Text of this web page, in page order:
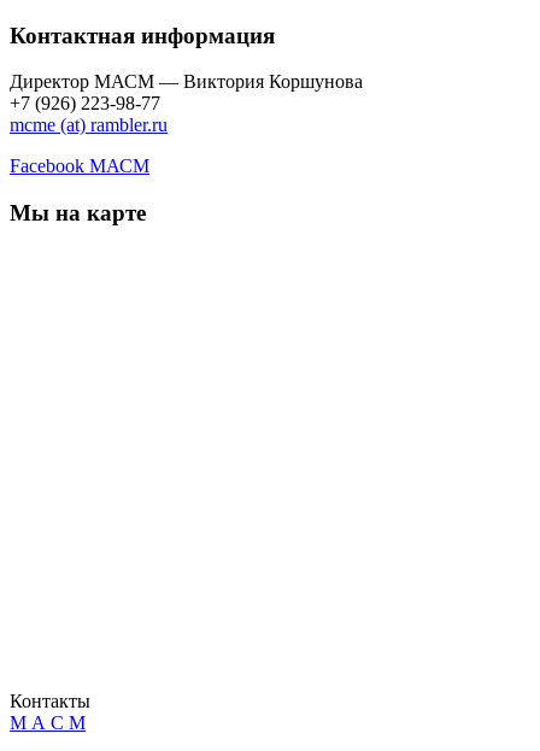
Контактная информация
Директор МАСМ — Виктория Коршунова
+7 (926) 223-98-77
mcme (at) rambler.ru
Facebook МАСМ
Мы на карте
Контакты
М А С М